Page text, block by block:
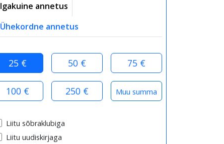
Igakuine annetus
Ühekordne annetus
25 € 50 € 75 €
100 € 250 €
Liitu sõbraklubiga
Liitu uudiskirjaga